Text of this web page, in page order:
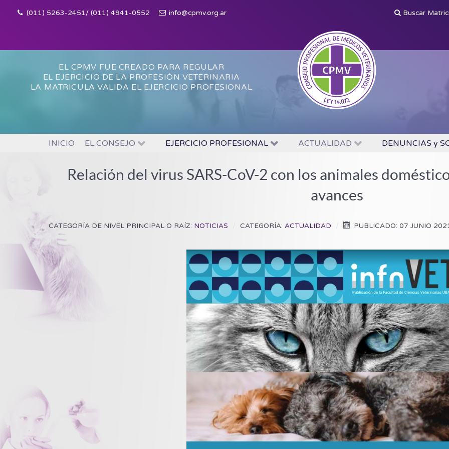
(011) 5263-2451/ (011) 4941-0552 info@cpmv.org.ar Buscar
EL CPMV FUE CREADO PARA REGULAR
EL EJERCICIO DE LA PROFESIÓN VETERINARIA
LA MATRICULA VALIDA EL EJERCICIO PROFESIONAL
INICIO EL CONSEJO EJERCICIO PROFESIONAL ACTUALIDAD DENUNCIAS y
Relación del virus SARS-CoV-2 con los animales
avances
CATEGORÍA DE NIVEL PRINCIPAL O RAÍZ: NOTICIAS CATEGORÍA: ACTUALIDAD PUBLICADO: 07 JUNIO